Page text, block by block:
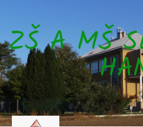
ZŠ A MŠ